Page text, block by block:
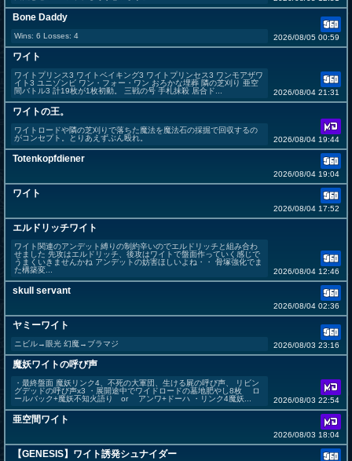
Bone Daddy
Wins: 6 Losses: 4 2026/08/05 00:59
ワイト
ワイトプリンス3 ワイトベイキング3 ワイトプリンセス3 ワンモアザワ
イト3 ユニゾンビ ワン・フォー・ワン おろかな埋葬 隣の芝刈り 亜空
間バトル3 計19枚が1枚初動。 三戦の号 手札抹殺 居合ド...
2026/08/04 21:31
ワイトの王。
ワイトロードや隣の芝刈りで落ちた魔法を魔法石の採掘で回収するの
がコンセプト。とりあえずぶん殴れ。
2026/08/04 19:44
Totenkopfdiener
2026/08/04 19:04
ワイト
2026/08/04 17:52
エルドリッチワイト
ワイト関連のアンデット縛りの制約辛いのでエルドリッチと組み合わ
せました 先攻はエルドリッチ、後攻はワイトで盤面作っていく感じで
うまくいきませんかね アンデットの妨害ほしいよね・・ 骨塚強化でま
た構築変...
2026/08/04 12:46
skull servant
2026/08/04 02:36
ヤミーワイト
ニビル→眼光 幻魔→ブラマジ 2026/08/03 23:16
魔妖ワイトの呼び声
・最終盤面 魔妖リンク4、不死の大軍団、生ける屍の呼び声、 リビン
グデッドの呼び声x3 ・展開途中でワイドロードの墓地肥やし8枚 ロ
ールバック+魔妖不知火語り or アンワ+ドーハ ・リンク4魔妖...
2026/08/03 22:54
亜空間ワイト
2026/08/03 18:04
【GENESIS】ワイト誘発シュナイダー